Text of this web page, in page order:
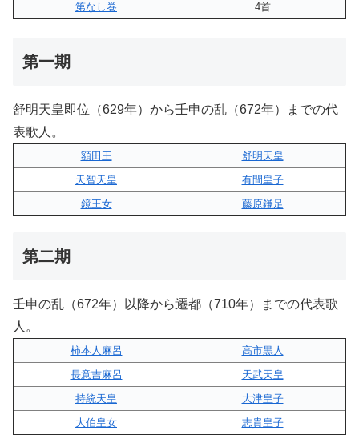
第なし巻
4首
第一期
舒明天皇即位（629年）から壬申の乱（672年）までの代
表歌人。
額田王
舒明天皇
天智天皇
有間皇子
鏡王女
藤原鎌足
第二期
壬申の乱（672年）以降から遷都（710年）までの代表歌
人。
柿本人麻呂
高市黒人
長意吉麻呂
天武天皇
持統天皇
大津皇子
大伯皇女
志貴皇子